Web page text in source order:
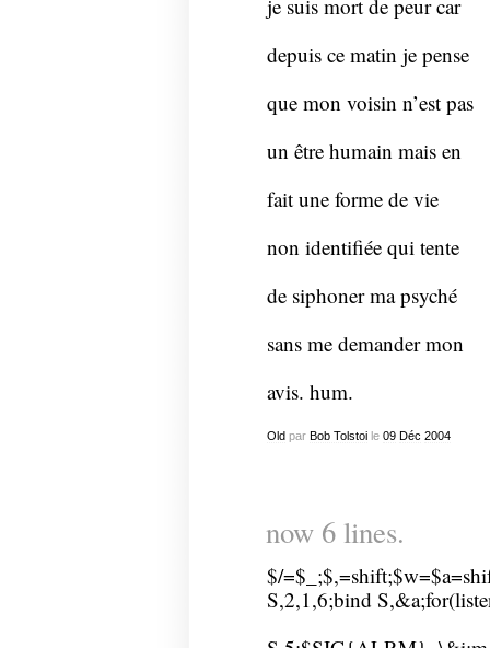
je suis mort de peur car
depuis ce matin je pense
que mon voisin n’est pas
un être humain mais en
fait une forme de vie
non identifiée qui tente
de siphoner ma psyché
sans me demander mon
avis. hum.
Oldpar Bob Tolstoile 09 Déc 2004
now 6 lines.
$/
S,2,1,6;bind